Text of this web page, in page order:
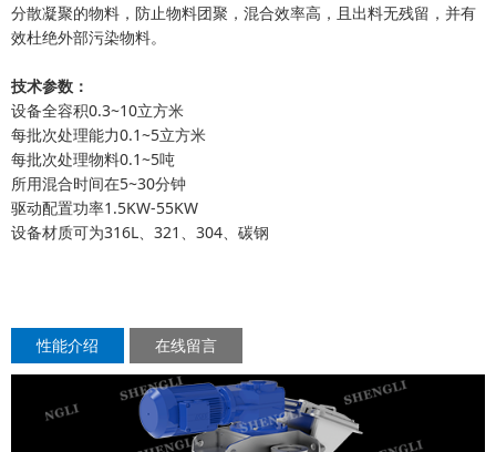
分散凝聚的物料，防止物料团聚，混合效率高，且出料无残留，并有
效杜绝外部污染物料。
技术参数：
设备全容积0.3~10立方米
每批次处理能力0.1~5立方米
每批次处理物料0.1~5吨
所用混合时间在5~30分钟
驱动配置功率1.5KW-55KW
设备材质可为316L、321、304、碳钢
性能介绍 在线留言